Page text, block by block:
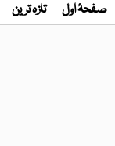
صفحۂ اول تازہ ترین